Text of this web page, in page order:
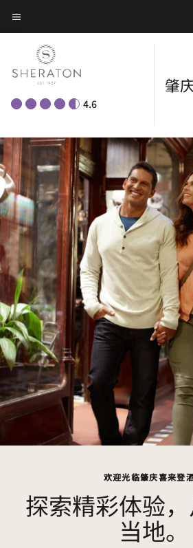
Skip
to
main
content
菜单文本
4.6
肇
欢迎光临肇庆喜来登
探索精彩体验
当地。